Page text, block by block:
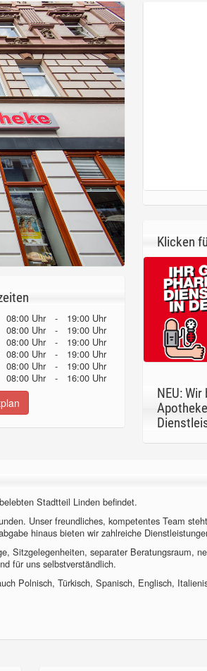
08:00 Uhr -
19:00 Uhr
08:00 Uhr -
19:00 Uhr
08:00 Uhr -
19:00 Uhr
08:00 Uhr -
19:00 Uhr
08:00 Uhr -
19:00 Uhr
08:00 Uhr - 16:00 Uhr
Klicken
NEU:
Stadtteil Linden befindet.
Unser freundliches, kompetentes Team
hinaus bieten wir zahlreiche
Sitzgelegenheiten, separater Beratungsraum,
für uns selbstverständlich.
Polnisch, Türkisch, Spanisch, Englisch,